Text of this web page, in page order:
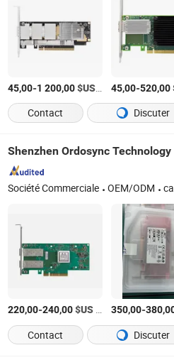
45,00-1 200,00$US/Pièce
45,00-520,00
Contact
Discuter
Shenzhen Ordosync Technology
Société Commerciale OEM/ODM carte
220,00-240,00$US 350,00-
Contact
Discuter